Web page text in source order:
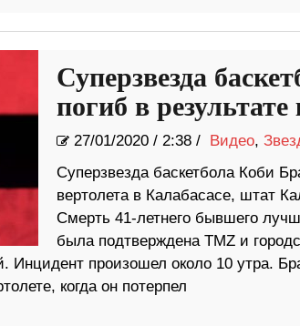
Суперзвезда
погиб в
27/01/2020/ 2:38 / Видео,
Суперзвезда баскетбола Коби
вертолета в Калабасасе, штат
Смерть 41-летнего бывшего
была подтверждена TMZ и
Инцидент произошел около 10 утра.
когда он потерпел